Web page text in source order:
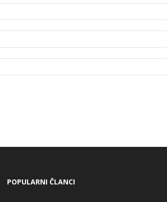
POPULARNI ČLANCI